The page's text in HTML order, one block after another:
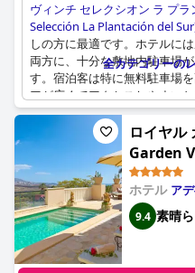
ヴィンチ セレクシオン ラ プ
Selección La Plantación del
しの方に最適です。ホテルに
両方に、十分な敷地内駐車場
す。宿泊客は特に無料駐車場
アが広くてアクセスしやすい
た。ただし、駐車場やフロン
が難しい場合があるため、標
もありました。全体として、
で旅行する人にとって優れた選
全カテゴリーの
ロイヤル
Garden
ホテル ア
9.4 素晴